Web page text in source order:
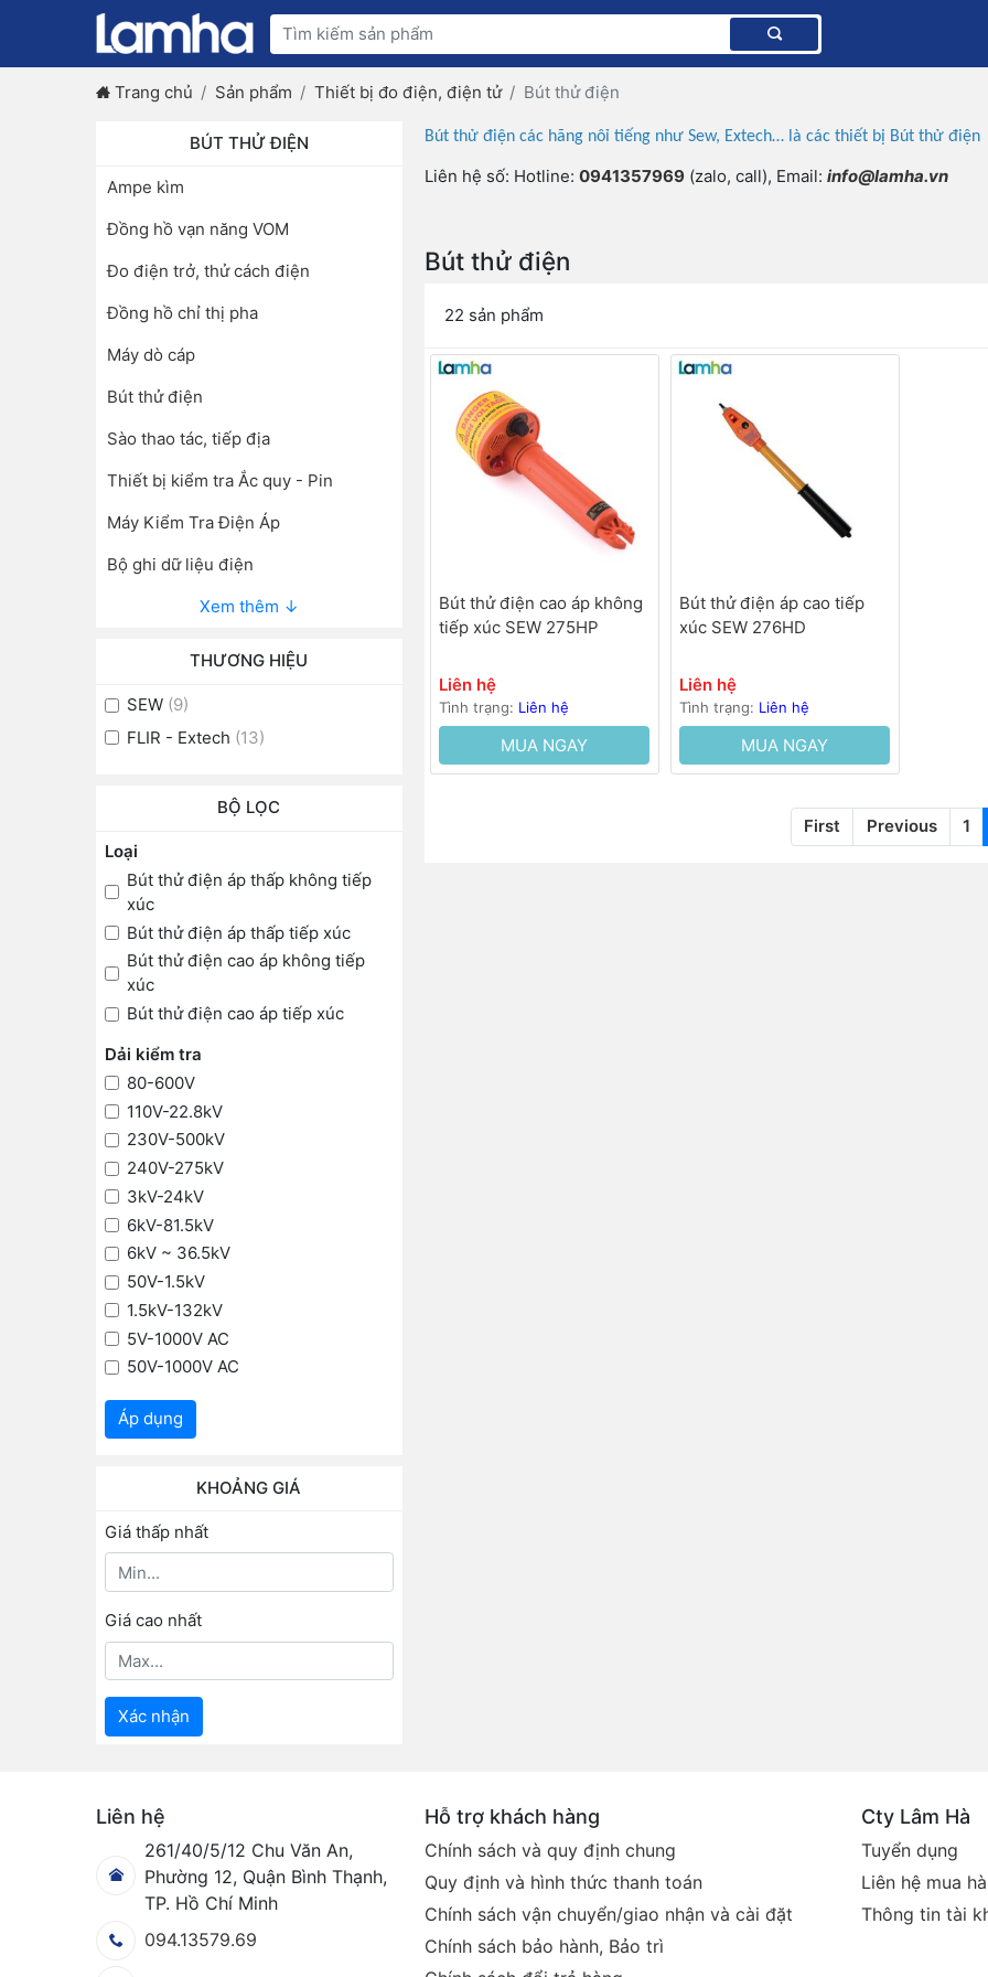
Trang chủ Sản phẩm Thiết bị đo điện, điện tử Bút thử điện
BÚT THỬ ĐIỆN
Ampe kìm
Đồng hồ vạn năng VOM
Đo điện trở, thử cách điện
Đồng hồ chỉ thị pha
Máy dò cáp
Bút thử điện
Sào thao tác, tiếp địa
Thiết bị kiểm tra Ắc quy - Pin
Máy Kiểm Tra Điện Áp
Bộ ghi dữ liệu điện
Xem thêm ↓
THƯƠNG HIỆU
SEW (9)
FLIR - Extech (13)
BỘ LỌC
Loại
Bút thử điện áp thấp không tiếp
xúc
Bút thử điện áp thấp tiếp xúc
Bút thử điện cao áp không tiếp
xúc
Bút thử điện cao áp tiếp xúc
Dải kiểm tra
80-600V
110V-22.8kV
230V-500kV
240V-275kV
3kV-24kV
6kV-81.5kV
6kV ~ 36.5kV
50V-1.5kV
1.5kV-132kV
5V-1000V AC
50V-1000V AC
Kiểm tra
Điện áp thấp
Áp dụng
KHOẢNG GIÁ
Giá thấp nhất
Giá cao nhất
Xác nhận
Bút thử điện các hãng nôỉ tiếng như Sew, Extech… là các thiết bị Bút thử điện
Liên hệ số: Hotline: 0941357969(zalo, call), Email: info@lamha.vn
Bút thử điện
22 sản phẩm
Bút thử điện cao áp không
tiếp xúc SEW 275HP
Liên hệ
Tình trạng: Liên hệ
MUA NGAY
Bút thử điện áp cao tiếp
xúc SEW 276HD
Liên hệ
Tình trạng: Liên hệ
MUA NGAY
First Previous 1
Liên hệ
261/40/5/12 Chu Văn An,
Phường 12, Quận Bình Thạnh,
TP. Hồ Chí Minh
094.13579.69
Hỗ trợ khách hàng
Chính sách và quy định chung
Quy định và hình thức thanh toán
Chính sách vận chuyển/giao nhận và cài đặt
Chính sách bảo hành, Bảo trì
Cty Lâm Hà
Tuyển dụng
Liên hệ mua
Thông tin tài